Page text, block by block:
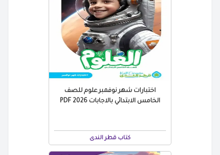
اختبارات شهر نوفمبر علوم للصف
الخامس الابتدائي بالاجابات 2026 PDF
كتاب قطر الندى